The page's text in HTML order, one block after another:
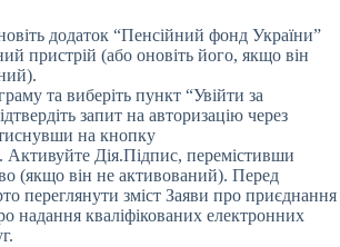
додаток “Пенсійний фонд України”
пристрій (або оновіть його, якщо він
та виберіть пункт “Увійти за
запит на авторизацію через
на кнопку
Активуйте Дія.Підпис, перемістивши
(якщо він не активований). Перед
переглянути зміст Заяви про приєднання
надання кваліфікованих електронних